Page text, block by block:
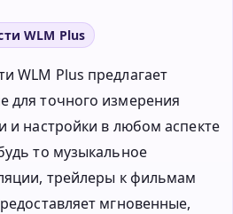
WLM Plus
WLM Plus предлагает
для точного измерения
и настройки в любом аспекте
то музыкальное
трейлеры к фильмам
мгновенные,